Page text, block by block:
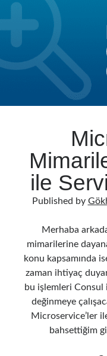
ile
Published by
Merhaba
mimarilerine
konu kapsamında
zaman ihtiyaç
bu işlemleri Consul
değinmeye
Microservice’ler
bahsettiğim